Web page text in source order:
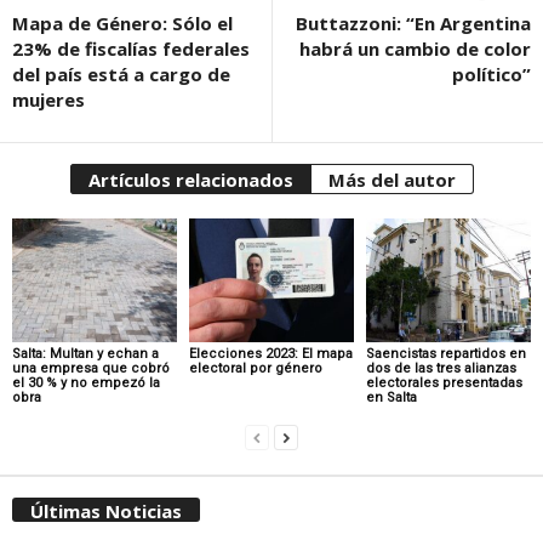
Mapa de Género: Sólo el
23% de fiscalías federales
del país está a cargo de
mujeres
Buttazzoni: “En Argentina
habrá un cambio de color
político”
Artículos relacionados Más del autor
Salta: Multan y echan a
una empresa que cobró
el 30 % y no empezó la
obra
Elecciones 2023: El mapa
electoral por género
Saencistas repartidos en
dos de las tres alianzas
electorales presentadas
en Salta
Últimas Noticias